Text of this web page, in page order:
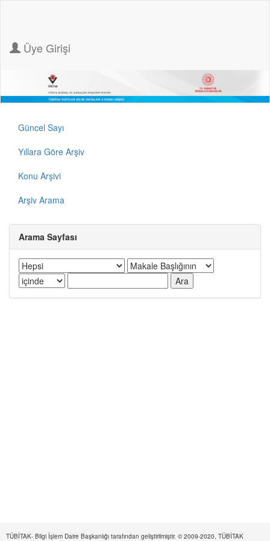
Üye Girişi
Güncel Sayı
Yıllara Göre Arşiv
Konu Arşivi
Arşiv Arama
Arama Sayfası
TÜBİTAK- Bilgi İşlem Daire Başkanlığı tarafından geliştirilmiştir. © 2009-2020, TÜBİTAK